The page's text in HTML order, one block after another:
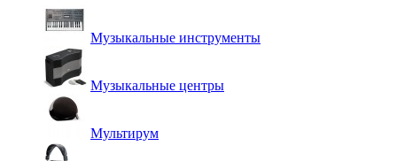
Музыкальные инструменты
Музыкальные центры
Мультирум